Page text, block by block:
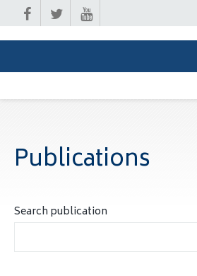
Publications
Search publication